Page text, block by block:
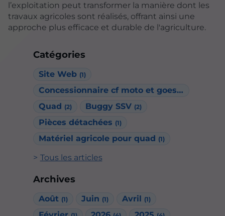
Catégories
Site Web (1)
Concessionnaire cf moto et goes
(1)
Quad (2) Buggy SSV (2)
Pièces détachées (1)
Matériel agricole pour quad (1)
Tous les articles
Archives
Août (1) Juin (1) Avril (1)
l’exploitation peut transformer la manière dont les
travaux agricoles sont réalisés, offrant ainsi une
approche plus efficace et durable de l'agriculture.